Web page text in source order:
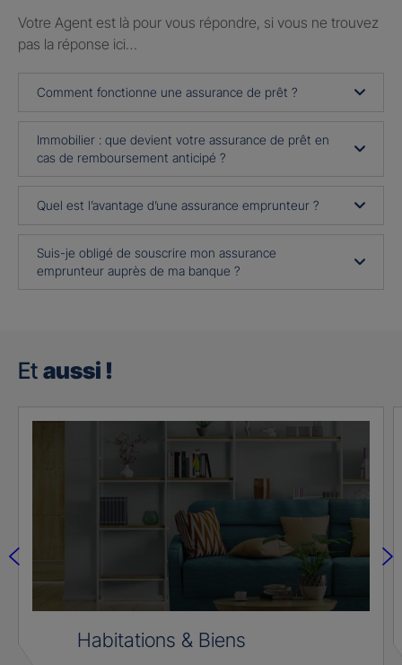
Votre Agent est là pour vous répondre, si vous ne trouvez
pas la réponse ici…
Comment fonctionne une assurance de prêt ?
Immobilier : que devient votre assurance de prêt en
cas de remboursement anticipé ?
Quel est l’avantage d’une assurance emprunteur ?
Suis-je obligé de souscrire mon assurance
emprunteur auprès de ma banque ?
Et aussi !
Habitations & Biens